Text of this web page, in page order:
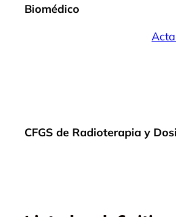
Biomédico
CFGS de Radioterapia y